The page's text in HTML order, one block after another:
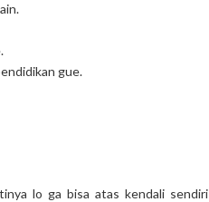
gue.
lo ga bisa atas kendali sendiri